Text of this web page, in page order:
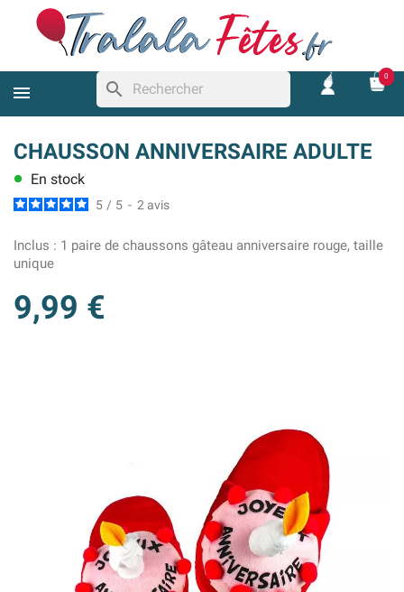
search
0
CHAUSSON ANNIVERSAIRE ADULTE
lens En stock
5 / 5 - 2 avis
Inclus : 1 paire de chaussons gâteau anniversaire rouge, taille
unique
9,99 €